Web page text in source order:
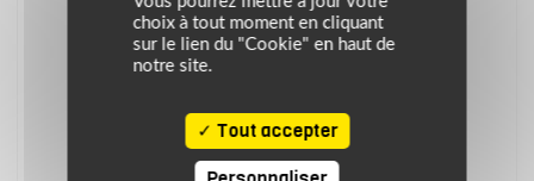
choix à tout moment en cliquant
sur le lien du "Cookie" en haut de
notre site.
Tout accepter